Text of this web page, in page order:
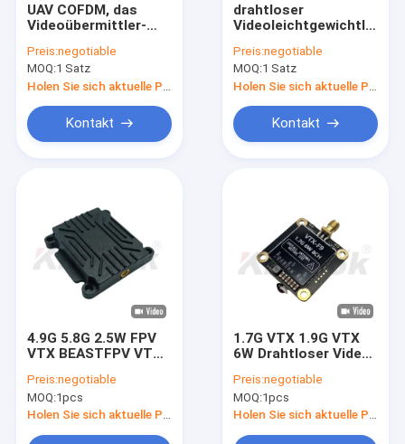
UAV COFDM, das
Videoübermittler-
Latenz 50km senken,
übertragen Abstand
Preis:negotiable
MOQ:1 Satz
Kontakt
drahtloser
Videoleichtgewichtler
Digital übermittler-
420g
Preis:negotiable
MOQ:1 Satz
Kontakt
4.9G 5.8G 2.5W FPV
VTX BEASTFPV VTX
Transmission Drone
Accessories
Preis:negotiable
MOQ:1pcs
Holen Sie sich aktuelle Preis
1.7G VTX 1.9G VTX
6W Drahtloser Video-
Langstrecken-
Bildübertragung
Preis:negotiable
MOQ:1pcs
Holen Sie sich aktuelle Preis